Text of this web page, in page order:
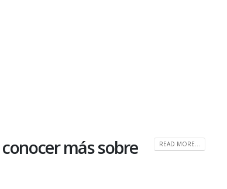
READ MORE...
más sobre